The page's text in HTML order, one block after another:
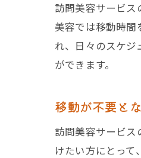
訪問美容サービス
美容では移動時間
れ、日々のスケジ
ができます。
移動が不要と
訪問美容サービ
けたい方にとっ